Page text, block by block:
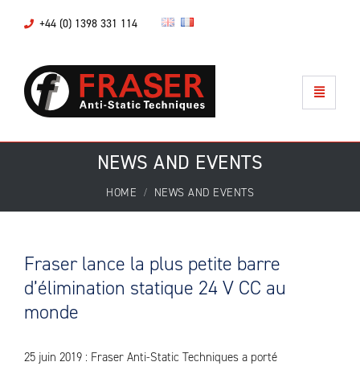
+44 (0) 1398 331 114
NEWS AND EVENTS
HOME NEWS AND EVENTS
Fraser lance la plus petite barre
d’élimination statique 24 V CC au
monde
25 juin 2019 : Fraser Anti-Static Techniques a porté